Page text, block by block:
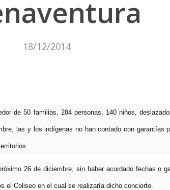
18/12/2014
de 50 familias, 284 personas, 140 niños,
las y los indígenas no han contado con garantías
26 de diciembre, sin haber acordado fechas o
el Coliseo en el cual se realizaría dicho concierto.